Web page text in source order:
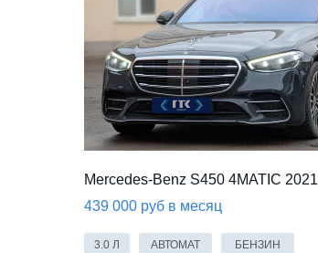
БЕНЗИН
АВТОМАТ
3.0 Л
439 000 руб в месяц
Mercedes-Benz S450 4MATIC 2021